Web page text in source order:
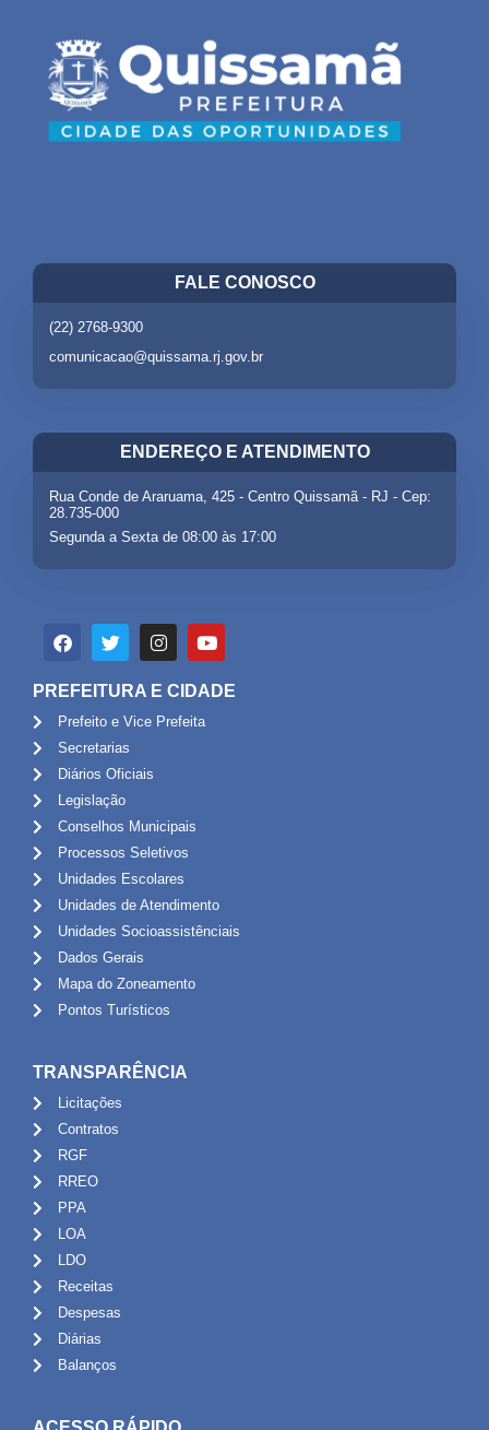
FALE CONOSCO
(22) 2768-9300
comunicacao@quissama.rj.gov.br
ENDEREÇO E ATENDIMENTO
Rua Conde de Araruama, 425 - Centro Quissamã - RJ - Cep:
28.735-000
Segunda a Sexta de 08:00 às 17:00
PREFEITURA E CIDADE
Prefeito e Vice Prefeita
Secretarias
Diários Oficiais
Legislação
Conselhos Municipais
Processos Seletivos
Unidades Escolares
Unidades de Atendimento
Unidades Socioassistênciais
Dados Gerais
Mapa do Zoneamento
Pontos Turísticos
TRANSPARÊNCIA
Licitações
Contratos
RGF
RREO
PPA
LOA
LDO
Receitas
Despesas
Diárias
Balanços